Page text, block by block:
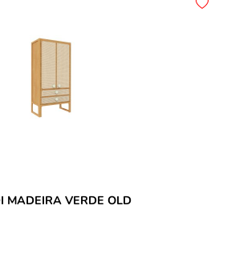
ARMARIO SKANDI MADEIRA VERDE OLD